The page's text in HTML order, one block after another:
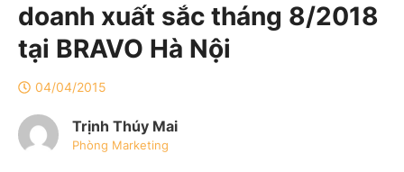
doanh xuất sắc tháng 8/2018
tại BRAVO Hà Nội
04/04/2015
Trịnh Thúy Mai
Phòng Marketing